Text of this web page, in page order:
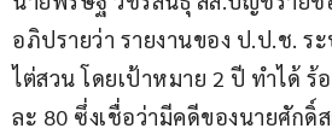
อภิปรายว่า รายงานของ ป.ป.ช. ร
ไต่สวน โดยเป้าหมาย 2 ปี ทำได้ ร้
ละ 80 ซึ่งเชื่อว่ามีคดีของนายศัก